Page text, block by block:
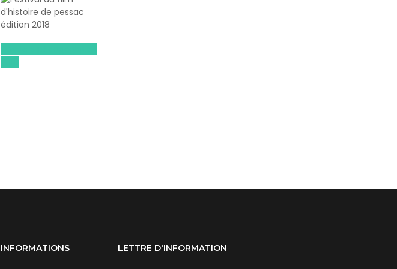
INFORMATIONS LETTRE D'INFORMATION